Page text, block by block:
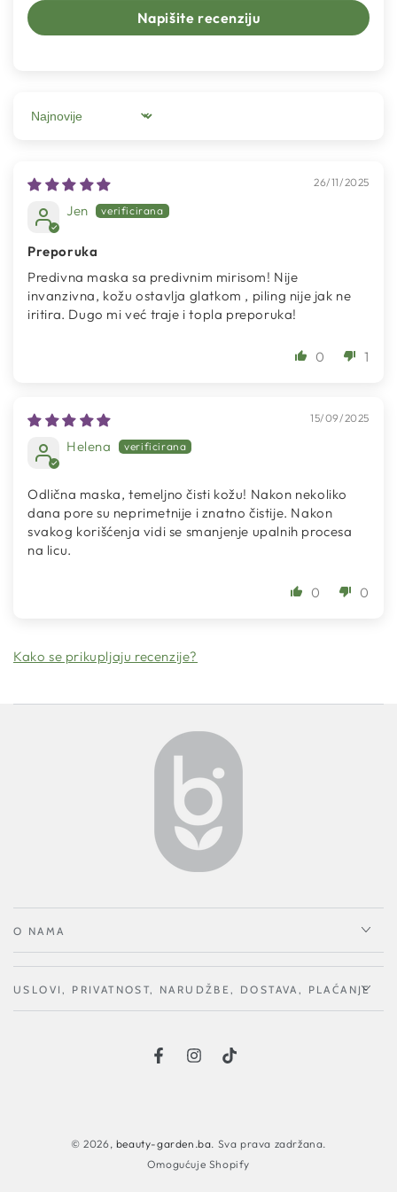
Napišite recenziju
Sort by
26/11/2025
Jen
Preporuka
Predivna maska sa predivnim mirisom! Nije
invanzivna, kožu ostavlja glatkom , piling nije jak ne
iritira. Dugo mi već traje i topla preporuka!
0 1
15/09/2025
Helena
Odlična maska, temeljno čisti kožu! Nakon nekoliko
dana pore su neprimetnije i znatno čistije. Nakon
svakog korišćenja vidi se smanjenje upalnih procesa
na licu.
0 0
Kako se prikupljaju recenzije?
O NAMA
USLOVI, PRIVATNOST, NARUDŽBE, DOSTAVA, PLAĆANJE
© 2026, beauty-garden.ba. Sva prava zadržana.
Omogućuje Shopify
plaćanja